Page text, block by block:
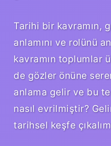
Tarihi bir kavramın,
anlamını ve rolünü
kavramın toplumlar
de gözler önüne
anlama gelir ve bu
nasıl evrilmiştir?
tarihsel keşfe